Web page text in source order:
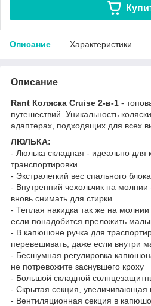
Описание Характеристики
Описание
Rant Коляска Cruise 2-в-1 -
путешествий. Уникальность
адаптерах, подходящих для всех
ЛЮЛЬКА:
- Люлька складная - идеально для
транспортировки
- Экстралегкий вес спального блока
- Внутренний чехольчик на молнии
вновь снимать для стирки
- Теплая накидка так же на молнии
если понадобится преложить
- В капюшоне ручка для
перевешивать, даже если внутри
- Бесшумная регулировка
не потревожите заснувшего кроху
- Большой складной
- Скрытая секция,
- Вентиляционная секция в